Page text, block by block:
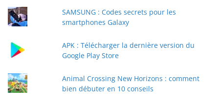
e
-
a
SAMSUNG : Codes secrets pour les
smartphones Galaxy
APK : Télécharger la dernière version du
Google Play Store
Animal Crossing New Horizons : comment
bien débuter en 10 conseils